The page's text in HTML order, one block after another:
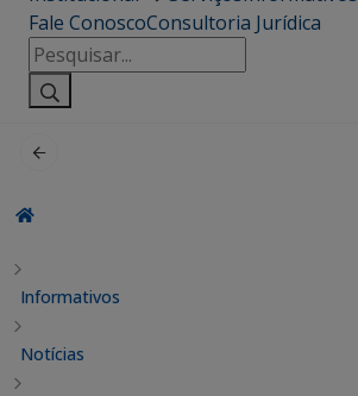
Fale ConoscoConsultoria Jurídica
Pesquisar
por:
Informativos
Notícias